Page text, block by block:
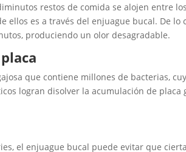
restos de comida se alojen entre
ellos es a través del enjuague bucal. De lo
produciendo un olor desagradable.
que contiene millones de bacterias,
logran disolver la acumulación de placa
el enjuague bucal puede evitar que